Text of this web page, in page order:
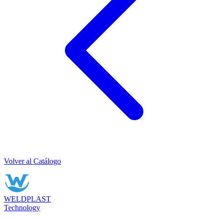
Volver al Catálogo
WELDPLAST
Technology